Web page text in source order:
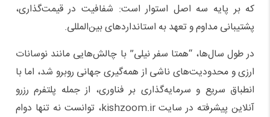
که بر پایه سه اصل استوار است: شفافیت در قیمت‌گذاری،
پشتیبانی مداوم و تعهد به استانداردهای بین‌المللی.
در طول سال‌ها، “همتا سفر نیلی” با چالش‌هایی مانند نوسانات
ارزی و محدودیت‌های ناشی از همه‌گیری جهانی روبرو شد، اما با
انطباق سریع و سرمایه‌گذاری بر فناوری، از جمله پلتفرم رزرو
آنلاین پیشرفته در سایت kishzoom.ir، توانست نه تنها دوام